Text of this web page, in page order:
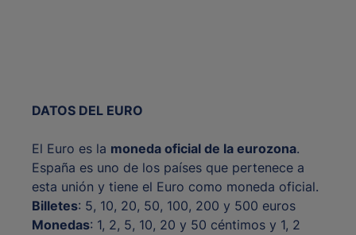
DATOS DEL EURO
El Euro es la moneda oficial de la eurozona.
España es uno de los países que pertenece a
esta unión y tiene el Euro como moneda oficial.
Billetes: 5, 10, 20, 50, 100, 200 y 500 euros
Monedas: 1, 2, 5, 10, 20 y 50 céntimos y 1, 2